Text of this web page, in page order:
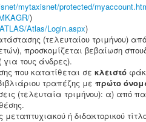
mytaxisnet/protected/
)
Atlas/Login.aspx)
(τελευταίου τριμήνου)
προσκομίζεται βεβαίωση
για τους άνδρες).
που κατατίθεται σε κλειστό
τραπέζης με πρώτο
(τελευταία τριμήνου): α) από
ή διδακτορικού